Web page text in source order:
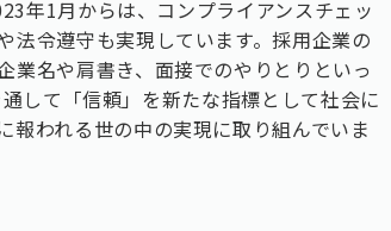
年1月からは、コンプライアンスチェッ
法令遵守も実現しています。採用企業の
業名や肩書き、面接でのやりとりといっ
して「信頼」を新たな指標として社会に
報われる世の中の実現に取り組んでいま